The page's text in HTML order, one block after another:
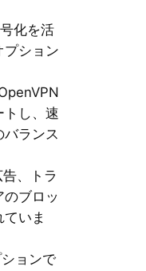
化を活
プション
トし、速
バランス
、トラ
のブロッ
いま
ョンで